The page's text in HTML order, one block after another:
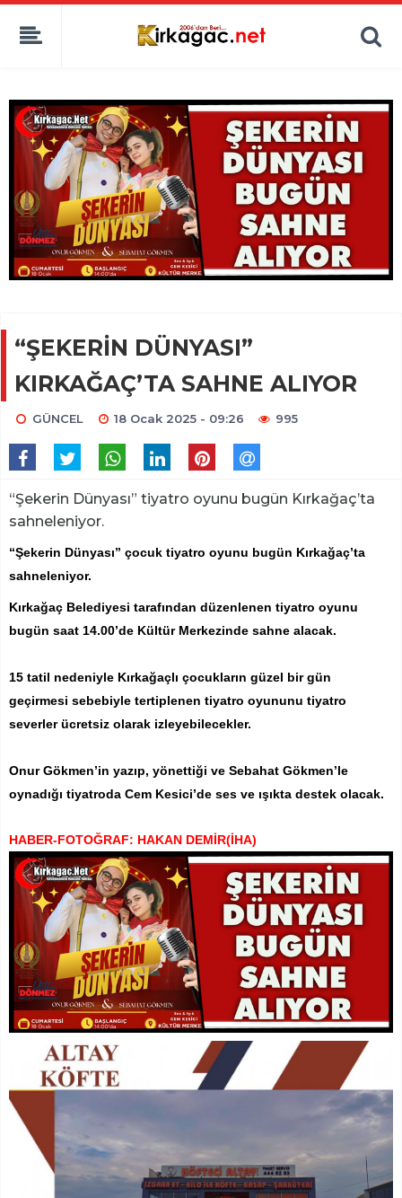
“ŞEKERİN DÜNYASI”
KIRKAĞAÇ’TA SAHNE ALIYOR
GÜNCEL 18 Ocak 2025 - 09:26 995
“Şekerin Dünyası” tiyatro oyunu bugün Kırkağaç’ta
sahneleniyor.
“Şekerin Dünyası” çocuk tiyatro oyunu bugün Kırkağaç’ta
sahneleniyor.
Kırkağaç Belediyesi tarafından düzenlenen tiyatro oyunu
bugün saat 14.00’de Kültür Merkezinde sahne alacak.
15 tatil nedeniyle Kırkağaçlı çocukların güzel bir gün
geçirmesi sebebiyle tertiplenen tiyatro oyununu tiyatro
severler ücretsiz olarak izleyebilecekler.
Onur Gökmen’in yazıp, yönettiği ve Sebahat Gökmen’le
oynadığı tiyatroda Cem Kesici’de ses ve ışıkta destek olacak.
HABER-FOTOĞRAF: HAKAN DEMİR(İHA)